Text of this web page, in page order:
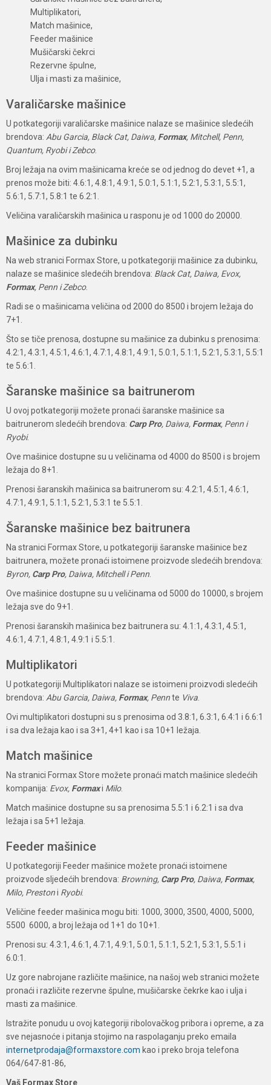
Multiplikatori,
Match mašinice,
Feeder mašinice
Mušičarski čekrci
Rezervne špulne,
Ulja i masti za mašinice,
Varaličarske mašinice
U potkategoriji varaličarske mašinice nalaze se mašinice sledećih
brendova: Abu Garcia, Black Cat, Daiwa, Formax, Mitchell, Penn,
Quantum, Ryobi i Zebco.
Broj ležaja na ovim mašinicama kreće se od jednog do devet +1, a
prenos može biti: 4.6:1, 4.8:1, 4.9:1, 5.0:1, 5.1:1, 5.2:1, 5.3:1, 5.5:1,
5.6:1, 5.7:1, 5.8:1 te 6.2:1.
Veličina varaličarskih mašinica u rasponu je od 1000 do 20000.
Mašinice za dubinku
Na web stranici Formax Store, u potkategoriji mašinice za dubinku,
nalaze se mašinice sledećih brendova: Black Cat, Daiwa, Evox,
Formax, Penn i Zebco.
Radi se o mašinicama veličina od 2000 do 8500 i brojem ležaja do
7+1.
Što se tiče prenosa, dostupne su mašinice za dubinku s prenosima:
4.2:1, 4.3:1, 4.5:1, 4.6:1, 4.7:1, 4.8:1, 4.9:1, 5.0:1, 5.1:1, 5.2:1, 5.3:1, 5.5:1
te 5.6:1.
Šaranske mašinice sa baitrunerom
U ovoj potkategoriji možete pronaći šaranske mašinice sa
baitrunerom sledećih brendova: Carp Pro, Daiwa, Formax, Penn i
Ryobi.
Ove mašinice dostupne su u veličinama od 4000 do 8500 i s brojem
ležaja do 8+1.
Prenosi šaranskih mašinica sa baitrunerom su: 4.2:1, 4.5:1, 4.6:1,
4.7:1, 4.9:1, 5.1:1, 5.2:1, 5.3:1 te 5.5:1.
Šaranske mašinice bez baitrunera
Na stranici Formax Store, u potkategoriji šaranske mašinice bez
baitrunera, možete pronaći istoimene proizvode sledećih brendova:
Byron, Carp Pro, Daiwa, Mitchell i Penn
Ove mašinice dostupne su u veličinama od 5000 do 10000, s brojem
ležaja sve do 9+1.
Prenosi šaranskih mašinica bez baitrunera su: 4.1:1, 4.3:1, 4.5:1,
4.6:1, 4.7:1, 4.8:1, 4.9:1 i 5.5:1.
Multiplikatori
U potkategoriji Multiplikatori nalaze se istoimeni proizvodi sledećih
brendova: Abu Garcia, Daiwa, Formax, Pennte Viva
Ovi multiplikatori dostupni su s prenosima od 3.8:1, 6.3:1, 6.4:1 i 6.6:1
i sa dva ležaja kao i sa 3+1, 4+1 kao i sa 10+1 ležaja.
Match mašinice
Na stranici Formax Store možete pronaći match mašinice sledećih
kompanija: Evox, Formaxi Milo.
Match mašinice dostupne su sa prenosima 5.5:1 i 6.2:1 i sa dva
ležaja i sa 5+1 ležaja.
Feeder mašinice
U potkategoriji Feeder mašinice možete pronaći istoimene
proizvode sljedećih brendova: Browning, Carp Pro, Daiwa, Formax,
Milo, Prestoni Ryobi.
Veličine feeder mašinica mogu biti: 1000, 3000, 3500, 4000, 5000,
5500 6000, a broj ležaja od 1+1 do 10+1.
Prenosi su: 4.3:1, 4.6:1, 4.7:1, 4.9:1, 5.0:1, 5.1:1, 5.2:1, 5.3:1, 5.5:1 i
6.0:1.
Uz gore nabrojane različite mašinice, na našoj web stranici možete
pronaći i različite rezervne špulne, mušičarske čekrke kao i ulja i
masti za mašinice.
Istražite ponudu u ovoj kategoriji ribolovačkog pribora i opreme, a za
sve nejasnoće i pitanja stojimo na raspolaganju preko emaila
internetprodaja@formaxstore.com kao i preko broja telefona
064/647-81-86,
Vaš Formax Store